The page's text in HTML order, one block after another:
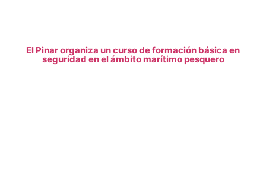
El Pinar organiza un curso de formación básica en
seguridad en el ámbito marítimo pesquero